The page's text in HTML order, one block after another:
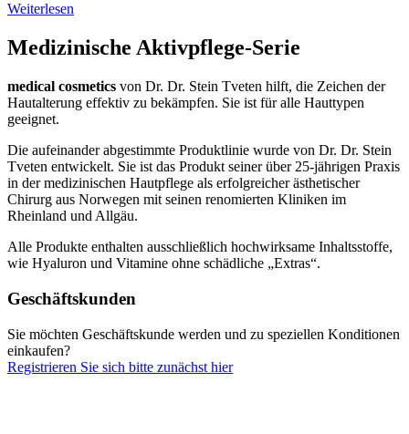
Weiterlesen
Medizinische Aktivpflege-Serie
medical cosmetics von Dr. Dr. Stein Tveten hilft, die Zeichen der
Hautalterung effektiv zu bekämpfen. Sie ist für alle Hauttypen
geeignet.
Die aufeinander abgestimmte Produktlinie wurde von Dr. Dr. Stein
Tveten entwickelt. Sie ist das Produkt seiner über 25-jährigen Praxis
in der medizinischen Hautpflege als erfolgreicher ästhetischer
Chirurg aus Norwegen mit seinen renomierten Kliniken im
Rheinland und Allgäu.
Alle Produkte enthalten ausschließlich hochwirksame Inhaltsstoffe,
wie Hyaluron und Vitamine ohne schädliche „Extras“.
Geschäftskunden
Sie möchten Geschäftskunde werden und zu speziellen Konditionen
einkaufen?
Registrieren Sie sich bitte zunächst hier